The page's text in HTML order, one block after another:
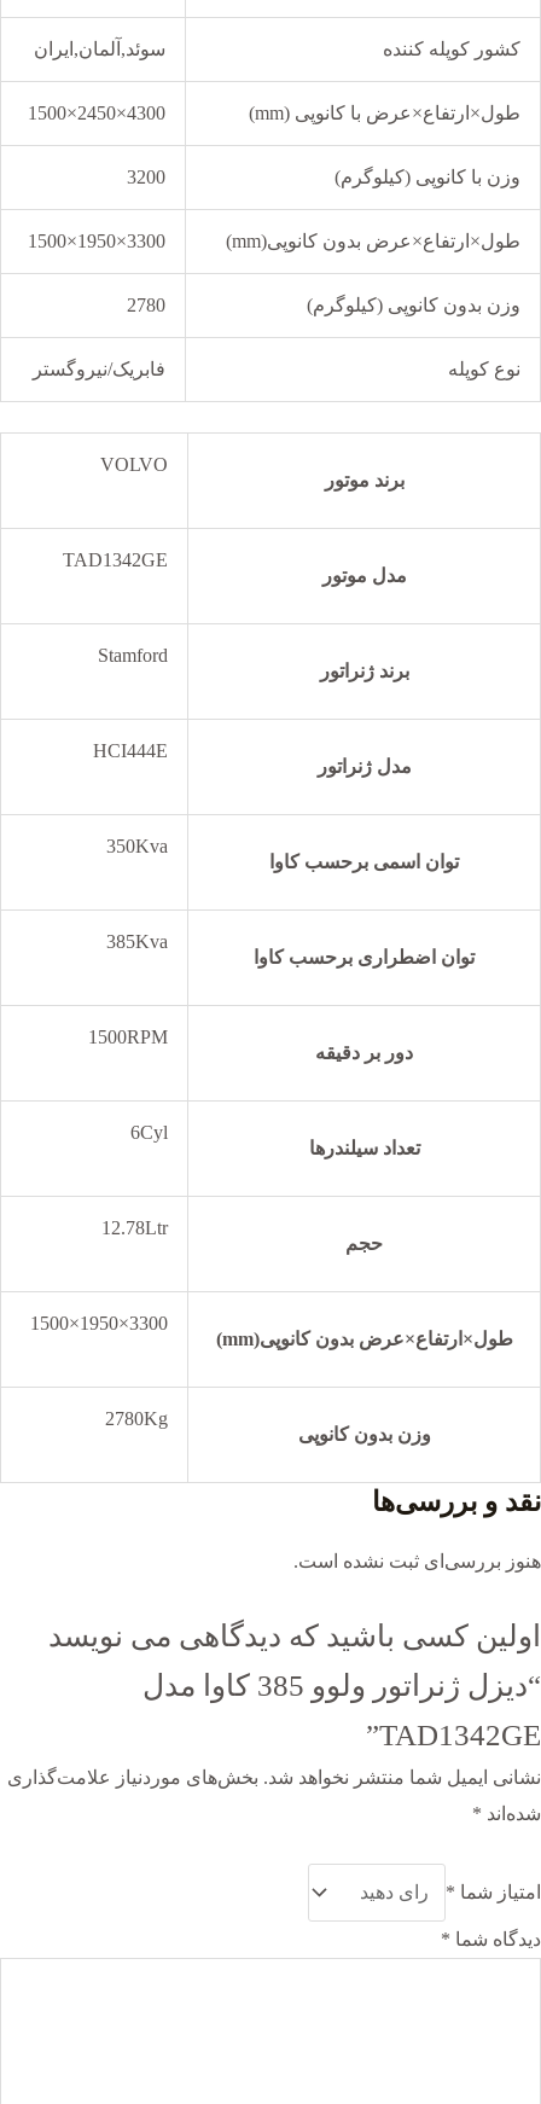
کشور کوپله کننده سوئد,آلمان,ایران
طول×ارتفاع×عرض با کانوپی (mm) 4300×2450×1500
وزن با کانوپی (کیلوگرم) 3200
طول×ارتفاع×عرض بدون کانوپی(mm) 3300×1950×1500
وزن بدون کانوپی (کیلوگرم) 2780
نوع کوپله فابریک/نیروگستر
برند موتور
VOLVO
مدل موتور
TAD1342GE
برند ژنراتور
Stamford
مدل ژنراتور
HCI444E
توان اسمی برحسب کاوا
350Kva
توان اضطراری برحسب کاوا
385Kva
دور بر دقیقه
1500RPM
تعداد سیلندرها
6Cyl
حجم
12.78Ltr
طول×ارتفاع×عرض بدون کانوپی(mm)
3300×1950×1500
وزن بدون کانوپی
2780Kg
نقد و بررسی‌ها
هنوز بررسی‌ای ثبت نشده است.
اولین کسی باشید که دیدگاهی می نویسد
“دیزل ژنراتور ولوو 385 کاوا مدل
TAD1342GE”
نشانی ایمیل شما منتشر نخواهد شد. بخش‌های موردنیاز علامت‌گذاری
شده‌اند *
امتیاز شما *
دیدگاه شما *